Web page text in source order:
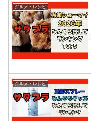
グルメ・レシピ
グルメ・レシピ